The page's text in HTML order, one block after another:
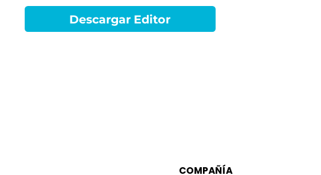
Descargar Editor
COMPAÑÍA